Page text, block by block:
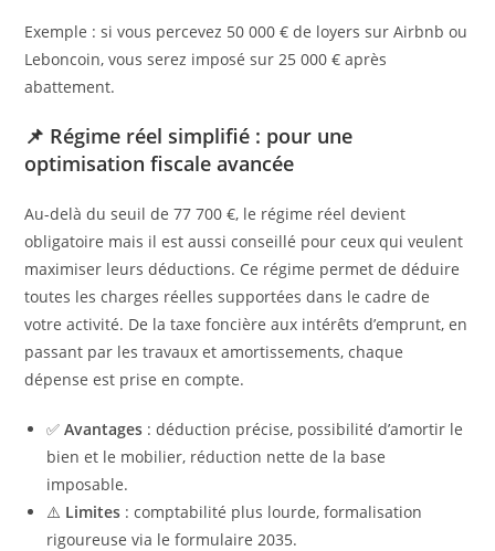
Exemple : si vous percevez 50 000 € de loyers sur Airbnb ou
Leboncoin, vous serez imposé sur 25 000 € après
abattement.
📌 Régime réel simplifié : pour une
optimisation fiscale avancée
Au-delà du seuil de 77 700 €, le régime réel devient
obligatoire mais il est aussi conseillé pour ceux qui veulent
maximiser leurs déductions. Ce régime permet de déduire
toutes les charges réelles supportées dans le cadre de
votre activité. De la taxe foncière aux intérêts d’emprunt, en
passant par les travaux et amortissements, chaque
dépense est prise en compte.
✅Avantages : déduction précise, possibilité d’amortir le
bien et le mobilier, réduction nette de la base
imposable.
⚠️ Limites : comptabilité plus lourde, formalisation
rigoureuse via le formulaire 2035.